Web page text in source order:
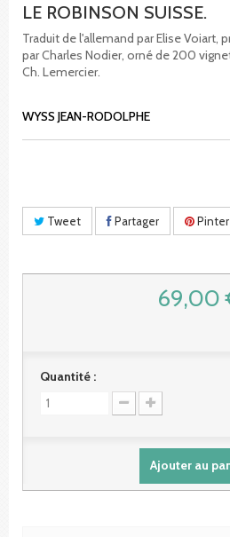
LE ROBINSON SUISSE.
Traduit de l'allemand par Elise Voiart,
par Charles Nodier, orné de 200
Ch. Lemercier.
WYSS JEAN-RODOLPHE
Tweet Partager
69,00
Quantité :
Ajouter au